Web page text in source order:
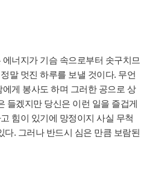
너지가 기슴 속으로부터 솟구치므
말 멋진 하루를 보낼 것이다. 무언
게 봉사도 하며 그러한 공으로 상
들겠지만 당신은 이런 일을 즐겁게
힘이 있기에 망정이지 사실 무척
다. 그러나 반드시 심은 만큼 보람된